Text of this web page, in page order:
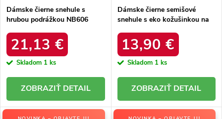
Dámske čierne snehule s
hrubou podrážkou NB606
21,13 €
Skladom 1 ks
DETAIL
Dámske čierne semišové
snehule s eko kožušinkou na
BLACK
13,90 €
Skladom 1 ks
DETAIL